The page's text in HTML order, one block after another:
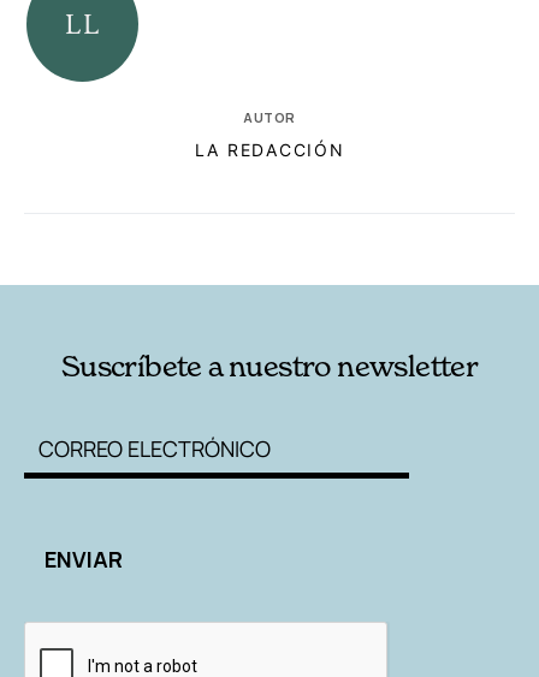
AUTOR
LA REDACCIÓN
Suscríbete a nuestro newsletter